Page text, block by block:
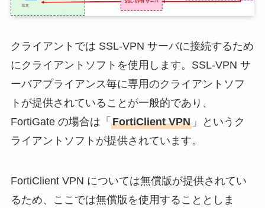
クライアントでは SSL-VPN サーバに接続するため
にクライアントソフトを使用します。SSL-VPN サ
ーバアプライアンス毎に専用のクライアントソフ
トが提供されていることが一般的であり、
FortiGate の場合は「 FortiClient VPN」というク
ライアントソフトが提供されています。
FortiClient VPN については無償版が提供されてい
るため、ここでは無償版を使用することとしま